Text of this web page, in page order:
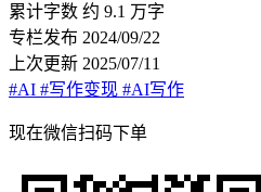
累计字数 约 9.1 万字
专栏发布 2024/09/22
上次更新 2025/07/11
#AI #写作变现 #AI写作
现在微信扫码下单